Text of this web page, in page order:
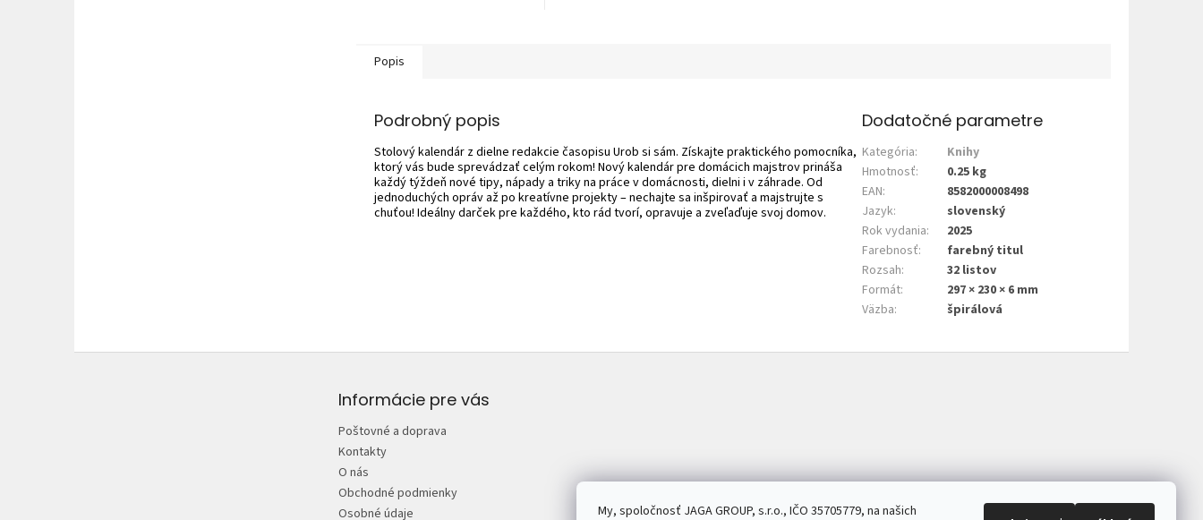
My, spoločnosť JAGA GROUP, s.r.o., IČO 35705779, na našich
Popis
Podrobný popis
Stolový kalendár z dielne redakcie časopisu Urob si sám. Získajte praktického pomocníka,
ktorý vás bude sprevádzať celým rokom! Nový kalendár pre domácich majstrov prináša
každý týždeň nové tipy, nápady a triky na práce v domácnosti, dielni i v záhrade. Od
jednoduchých opráv až po kreatívne projekty – nechajte sa inšpirovať a majstrujte s
chuťou! Ideálny darček pre každého, kto rád tvorí, opravuje a zveľaďuje svoj domov.
Dodatočné parametre
Kategória:
Knihy
Hmotnosť:
0.25 kg
EAN:
8582000008498
Jazyk:
slovenský
Rok vydania:
2025
Farebnosť:
farebný titul
Rozsah:
32 listov
Formát:
297 × 230 × 6 mm
Väzba: špirálová
Informácie pre vás
Poštovné a doprava
Kontakty
O nás
Obchodné podmienky
Osobné údaje